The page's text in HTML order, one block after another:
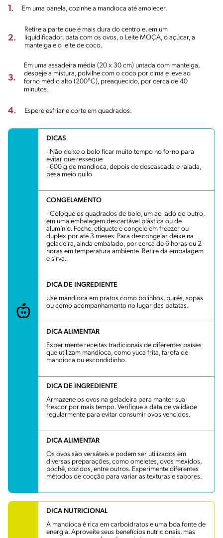
1. Em uma panela, cozinhe a mandioca até amolecer.
2.
Retire a parte que é mais dura do centro e, em um
liquidificador, bata com os ovos, o Leite MOÇA, o açúcar, a
manteiga e o leite de coco.
3.
Em uma assadeira média (20 x 30 cm) untada com manteiga,
despeje a mistura, polvilhe com o coco por cima e leve ao
forno médio alto (200°C), preaquecido, por cerca de 40
minutos.
4. Espere esfriar e corte em quadrados.
DICAS
- Não deixe o bolo ficar muito tempo no forno para
evitar que resseque
- 600 g de mandioca, depois de descascada e ralada,
pesa meio quilo
CONGELAMENTO
- Coloque os quadrados de bolo, um ao lado do outro,
em uma embalagem descartável plástica ou de
alumínio. Feche, etiquete e congele em freezer ou
duplex por até 3 meses. Para descongelar deixe na
geladeira, ainda embalado, por cerca de 6 horas ou 2
horas em temperatura ambiente. Retire da embalagem
e sirva.
DICA DE INGREDIENTE
Use mandioca em pratos como bolinhos, purês, sopas
ou como acompanhamento no lugar das batatas.
DICA ALIMENTAR
Experimente receitas tradicionais de diferentes países
que utilizam mandioca, como yuca frita, farofa de
mandioca ou escondidinho.
DICA DE INGREDIENTE
Armazene os ovos na geladeira para manter sua
frescor por mais tempo. Verifique a data de validade
regularmente para evitar consumir ovos vencidos.
DICA ALIMENTAR
Os ovos são versáteis e podem ser utilizados em
diversas preparações, como omeletes, ovos mexidos,
pochê, cozidos, entre outros. Experimente diferentes
métodos de cocção para variar as texturas e sabores.
DICA NUTRICIONAL
A mandioca é rica em carboidratos e uma boa fonte de
energia. Aproveite seus benefícios nutricionais, mas